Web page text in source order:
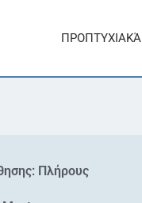
ΠΡΟΠΤΥΧΙΑΚΆ
Πλήρους